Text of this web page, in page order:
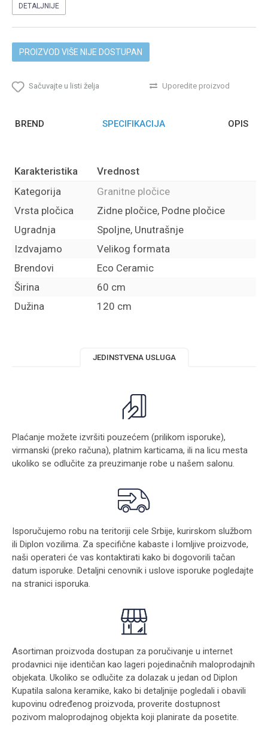
DETALJNIJE
PROIZVOD VIŠE NIJE DOSTUPAN
Sačuvajte u listi želja Uporedite proizvod
BREND SPECIFIKACIJA OPIS
Karakteristika
Vrednost
Kategorija
Granitne pločice
Vrsta pločica
Zidne pločice, Podne pločice
Ugradnja
Spoljne, Unutrašnje
Izdvajamo
Velikog formata
Brendovi
Eco Ceramic
Širina
60 cm
Dužina
120 cm
JEDINSTVENA USLUGA
Plaćanje možete izvršiti pouzećem (prilikom isporuke),
virmanski (preko računa), platnim karticama, ili na licu mesta
ukoliko se odlučite za preuzimanje robe u našem salonu.
Isporučujemo robu na teritoriji cele Srbije, kurirskom službom
ili Diplon vozilima. Za specifične kabaste i lomljive proizvode,
naši operateri će vas kontaktirati kako bi dogovorili tačan
datum isporuke. Detaljni cenovnik i uslove isporuke pogledajte
na stranici isporuka.
Asortiman proizvoda dostupan za poručivanje u internet
prodavnici nije identičan kao lageri pojedinačnih maloprodajnih
objekata. Ukoliko se odlučite za dolazak u jedan od Diplon
Kupatila salona keramike, kako bi detaljnije pogledali i obavili
kupovinu određenog proizvoda, proverite dostupnost
pozivom maloprodajnog objekta koji planirate da posetite.